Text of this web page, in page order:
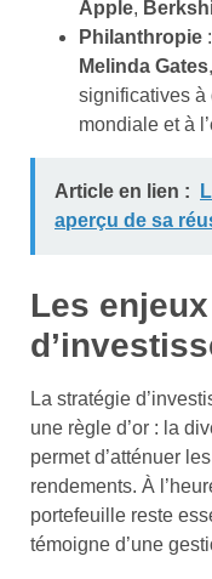
Apple,
Philanthropie
Melinda Gates
significatives à
mondiale et à
Article en lien :
aperçu de sa
Les
La stratégie
une règle d’or : la
permet d’atténuer
rendements. À
portefeuille reste
témoigne d’une